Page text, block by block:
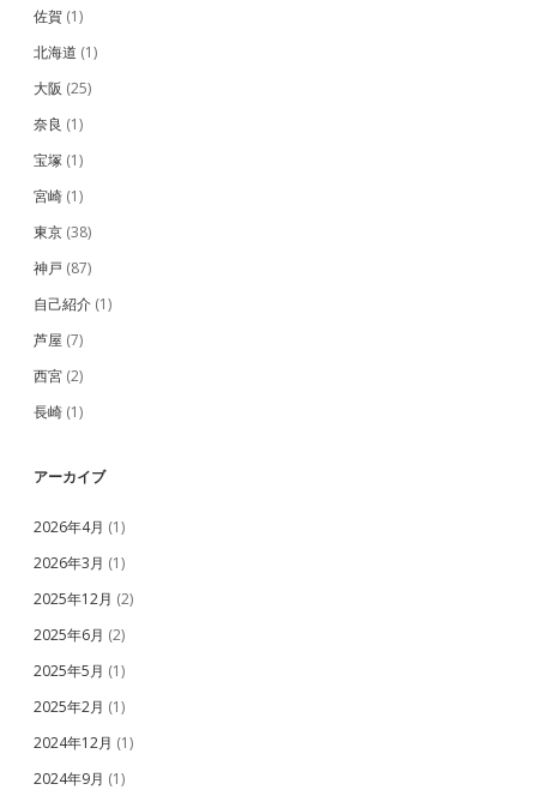
佐賀 (1)
北海道 (1)
大阪 (25)
奈良 (1)
宝塚 (1)
宮崎 (1)
東京 (38)
神戸 (87)
自己紹介 (1)
芦屋 (7)
西宮 (2)
長崎 (1)
アーカイブ
2026年4月 (1)
2026年3月 (1)
2025年12月 (2)
2025年6月 (2)
2025年5月 (1)
2025年2月 (1)
2024年12月 (1)
2024年9月 (1)